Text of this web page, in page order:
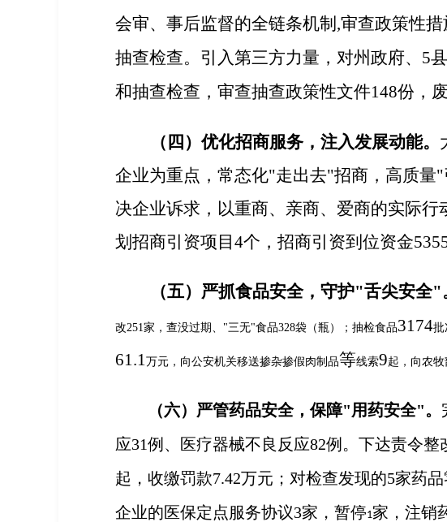
会审、事后监督的全链条机制 ,审查政策性
抽查检查。引入第三方力量，对州政府、 5
和抽查检查，审查抽查政策性文件148份，
（四）优化招商服务，注入发展动能。
企业为重点，常态化"走出去"招商，高质量
决企业诉求，以重商、亲商、爱商的实际行
划 招商引资项目4个 ，招商引资到位资金
（五） 严抓食品安全，守护"舌尖安全"
改251家，查没过期、 "三无"食品328袋（瓶）； 抽检食品3174批
61.1万元， 向公安机关移送掺杂掺假肉制品等线索9起，向农
（六）严管药品安全，保障"用药安全"。
应31例、医疗器械不良反应82例。下达责令
起，收缴罚款7.42万元； 对检查发现的5家药
企业的医保定点服务协议3家，暂停1家，注销